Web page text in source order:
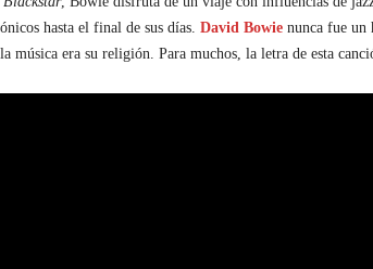
hasta el final de sus días. David Bowienunca fue un
música era su religión. Para muchos, la letra de esta